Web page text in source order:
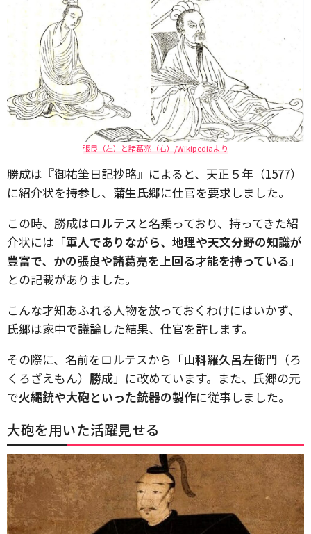
張良（左）と諸葛亮（右）/Wikipediaより
勝成は『御祐筆日記抄略』によると、天正５年（1577）
に紹介状を持参し、 蒲生氏郷に仕官を要求しました。
この時、勝成はロルテスと名乗っており、持ってきた紹
介状には「軍人でありながら、地理や天文分野の知識が
豊富で、かの張良や諸葛亮を上回る才能を持っている」
との記載がありました。
こんな才知あふれる人物を放っておくわけにはいかず、
氏郷は家中で議論した結果、仕官を許します。
その際に、名前をロルテスから「山科羅久呂左衛門 （ろ
くろざえもん） 勝成」に改めています。また、氏郷の元
で火縄銃や大砲といった銃器の製作に従事しました。
大砲を用いた活躍見せる